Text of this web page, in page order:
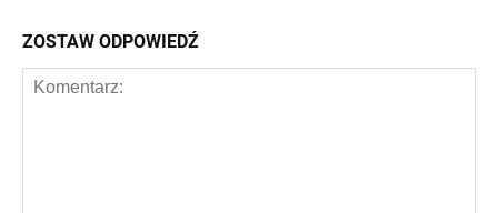
ZOSTAW ODPOWIEDŹ